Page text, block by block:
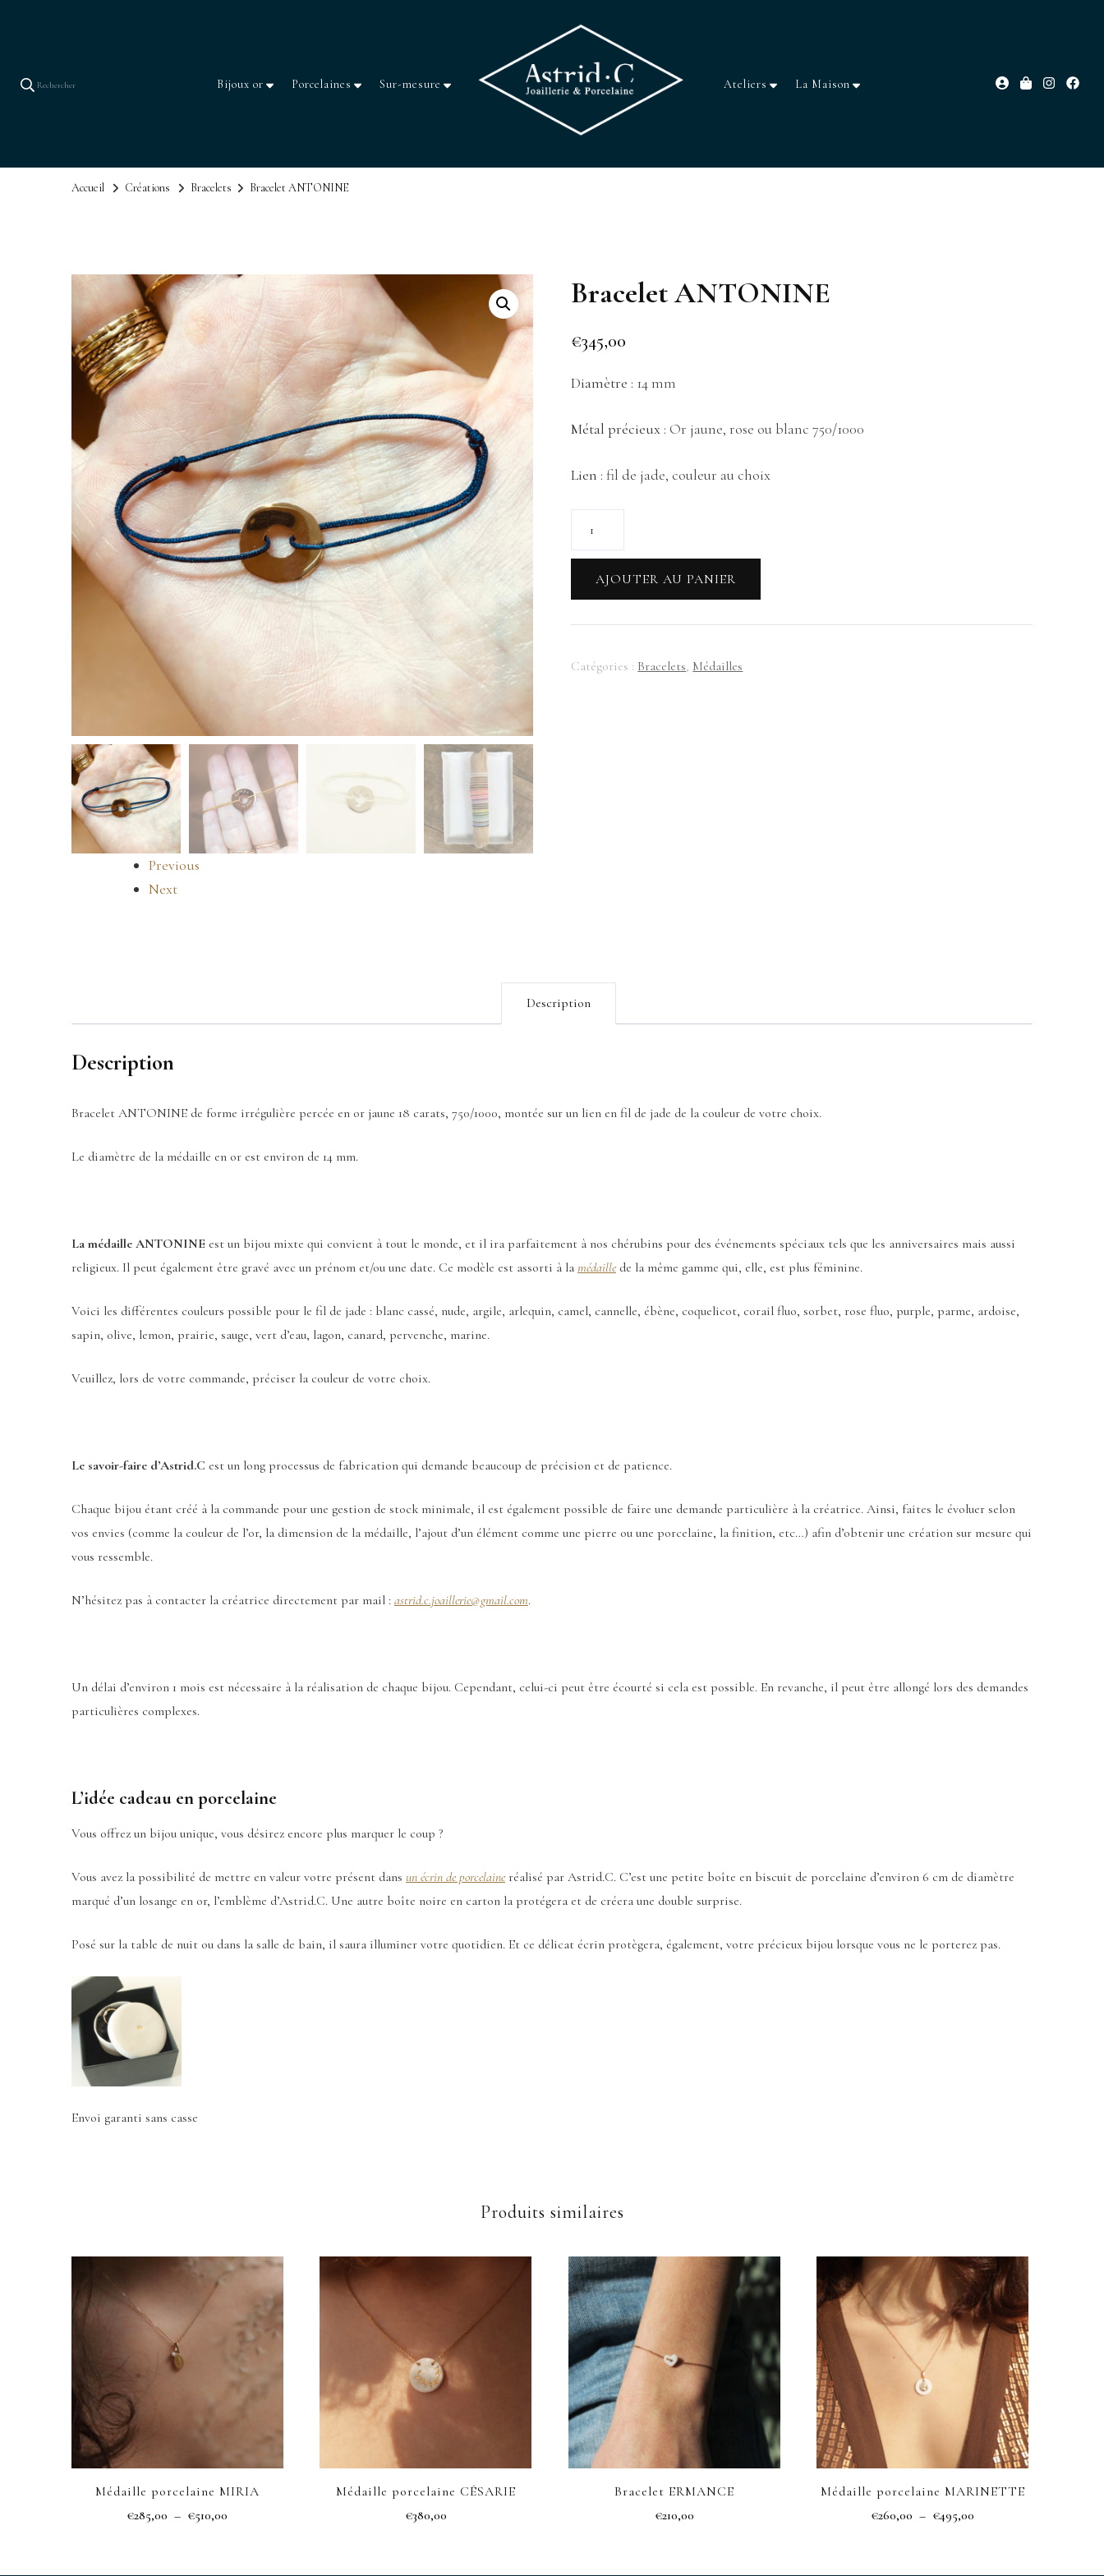
Rechercher Bijoux or Porcelaines Sur-mesure Ateliers La Maison
Accueil Créations Bracelets Bracelet ANTONINE
Previous
Next
Bracelet ANTONINE
€345,00
Diamètre : 14 mm
Métal précieux : Or jaune, rose ou blanc 750/1000
Lien : fil de jade, couleur au choix
ANTONINE
AJOUTER AU PANIER
Catégories : Bracelets, Médailles
Description
Description
Bracelet ANTONINE de forme irrégulière percée en or jaune 18 carats, 750/1000, montée sur un lien en fil de jade de la couleur de votre choix.
Le diamètre de la médaille en or est environ de 14 mm.
La médaille ANTONINE est un bijou mixte qui convient à tout le monde, et il ira parfaitement à nos chérubins pour des événements spéciaux tels que les anniversaires mais aussi
religieux. Il peut également être gravé avec un prénom et/ou une date. Ce modèle est assorti à la médaillede la même gamme qui, elle, est plus féminine.
Voici les différentes couleurs possible pour le fil de jade : blanc cassé, nude, argile, arlequin, camel, cannelle, ébène, coquelicot, corail fluo, sorbet, rose fluo, purple, parme, ardoise,
sapin, olive, lemon, prairie, sauge, vert d’eau, lagon, canard, pervenche, marine.
Veuillez, lors de votre commande, préciser la couleur de votre choix.
Le savoir-faire d’Astrid.C est un long processus de fabrication qui demande beaucoup de précision et de patience.
Chaque bijou étant créé à la commande pour une gestion de stock minimale, il est également possible de faire une demande particulière à la créatrice. Ainsi, faites le évoluer selon
vos envies (comme la couleur de l’or, la dimension de la médaille, l’ajout d’un élément comme une pierre ou une porcelaine, la finition, etc…) afin d’obtenir une création sur mesure qui
vous ressemble.
N’hésitez pas à contacter la créatrice directement par mail : astrid.c.joaillerie@gmail.com.
Un délai d’environ 1 mois est nécessaire à la réalisation de chaque bijou. Cependant, celui-ci peut être écourté si cela est possible. En revanche, il peut être allongé lors des demandes
particulières complexes.
L’idée cadeau en porcelaine
Vous offrez un bijou unique, vous désirez encore plus marquer le coup ?
Vous avez la possibilité de mettre en valeur votre présent dans un écrin de porcelaine réalisé par Astrid.C. C’est une petite boîte en biscuit de porcelaine d’environ 6 cm de diamètre
marqué d’un losange en or, l’emblème d’Astrid.C. Une autre boîte noire en carton la protégera et de créera une double surprise.
Posé sur la table de nuit ou dans la salle de bain, il saura illuminer votre quotidien. Et ce délicat écrin protègera, également, votre précieux bijou lorsque vous ne le porterez pas.
Envoi garanti sans casse
Produits similaires
Médaille porcelaine MIRIA
€285,00 – €510,00
Médaille porcelaine CÉSARIE
€380,00
Bracelet ERMANCE
€210,00
Médaille porcelaine MARINETTE
€260,00 – €495,00